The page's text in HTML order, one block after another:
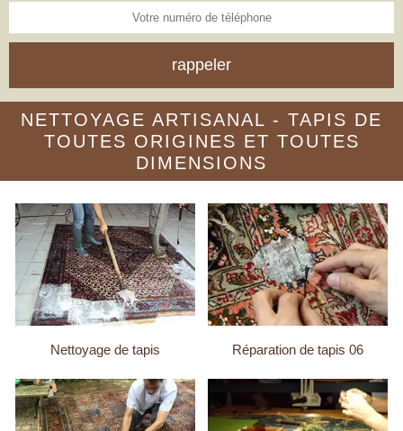
NETTOYAGE ARTISANAL - TAPIS DE
TOUTES ORIGINES ET TOUTES
DIMENSIONS
Nettoyage de tapis Réparation de tapis 06